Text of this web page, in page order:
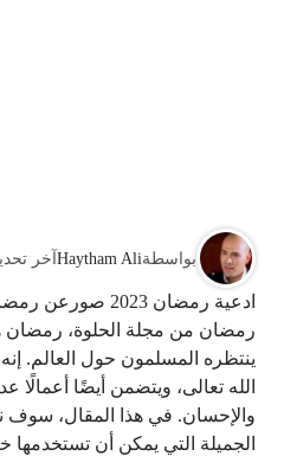
بواسطةHaytham Aliآخر
رمضان من مجلة الحلوة، رمضان
ينتظره المسلمون حول العالم.
الله تعالى، ويتضمن أيضًا أعمالًا
والإحسان. في هذا المقال، سوف
الجميلة التي يمكن أن